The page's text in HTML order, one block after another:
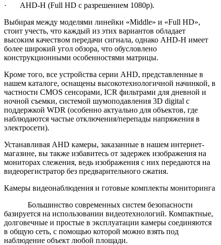
· AHD-H (Full HD с разрешением 1080р).
Выбирая между моделями линейки «Middle» и «Full HD»,
стоит учесть, что каждый из этих вариантов обладает
высоким качеством передачи сигнала, однако AHD-H имеет
более широкий угол обзора, что обусловлено
конструкционными особенностями матрицы.
Кроме того, все устройства серии AHD, представленные в
нашем каталоге, оснащены высокотехнологичной начинкой, в
частности CMOS сенсорами, ICR фильтрами для дневной и
ночной съемки, системой шумоподавления 3D digital с
поддержкой WDR (особенно актуально для объектов, где
наблюдаются частые отключения/перепады напряжения в
электросети).
Устанавливая AHD камеры, заказанные в нашем интернет-
магазине, вы также избавитесь от задержек изображения на
мониторах слежения, ведь изображения с них передаются на
видеорегистратор без предварительного сжатия.
Камеры видеонаблюдения и готовые комплекты мониторинга
Большинство современных систем безопасности
базируется на использовании видеотехнологий. Компактные,
долговечные и простые в эксплуатации камеры соединяются
в общую сеть, с помощью которой можно взять под
наблюдение объект любой площади.